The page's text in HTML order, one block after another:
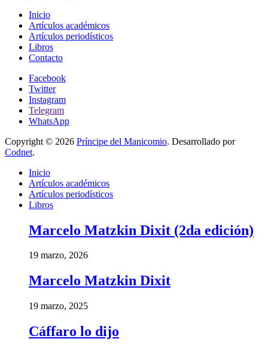
Inicio
Artículos académicos
Artículos periodísticos
Libros
Contacto
Facebook
Twitter
Instagram
Telegram
WhatsApp
Copyright © 2026 Príncipe del Manicomio. Desarrollado por
Codnet.
Inicio
Artículos académicos
Artículos periodísticos
Libros
Marcelo Matzkin Dixit (2da edición)
19 marzo, 2026
Marcelo Matzkin Dixit
19 marzo, 2025
Cáffaro lo dijo